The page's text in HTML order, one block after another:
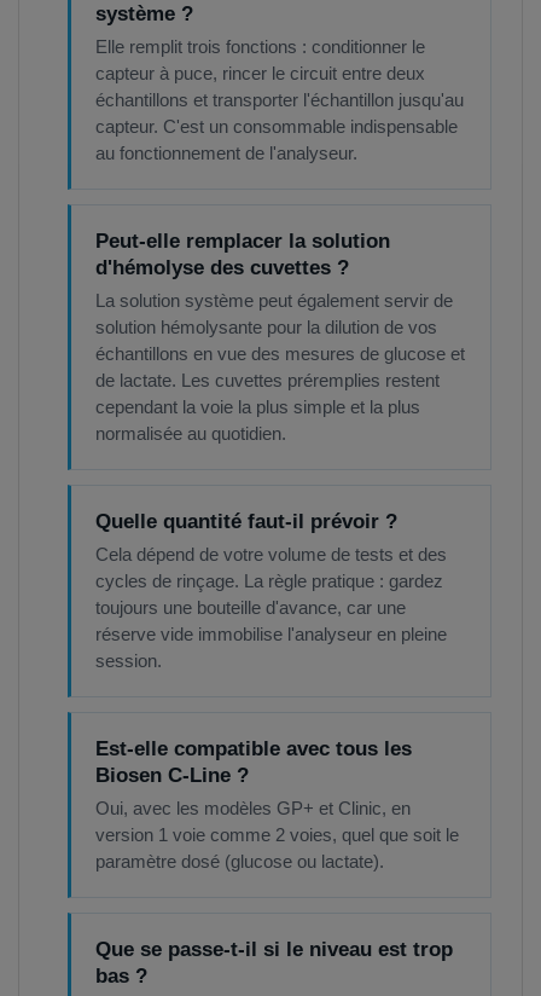
système ?
Elle remplit trois fonctions : conditionner le
capteur à puce, rincer le circuit entre deux
échantillons et transporter l'échantillon jusqu'au
capteur. C'est un consommable indispensable
au fonctionnement de l'analyseur.
Peut-elle remplacer la solution
d'hémolyse des cuvettes ?
La solution système peut également servir de
solution hémolysante pour la dilution de vos
échantillons en vue des mesures de glucose et
de lactate. Les cuvettes préremplies restent
cependant la voie la plus simple et la plus
normalisée au quotidien.
Quelle quantité faut-il prévoir ?
Cela dépend de votre volume de tests et des
cycles de rinçage. La règle pratique : gardez
toujours une bouteille d'avance, car une
réserve vide immobilise l'analyseur en pleine
session.
Est-elle compatible avec tous les
Biosen C-Line ?
Oui, avec les modèles GP+ et Clinic, en
version 1 voie comme 2 voies, quel que soit le
paramètre dosé (glucose ou lactate).
Que se passe-t-il si le niveau est trop
bas ?